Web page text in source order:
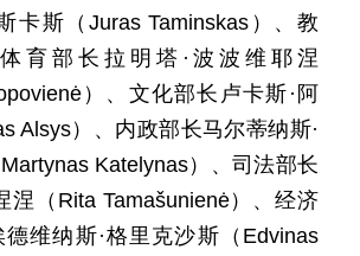
卡斯（Juras Taminskas）、教
育部长拉明塔·波波维耶涅
）、文化部长卢卡斯·阿
Alsys）、内政部长马尔蒂纳斯·
Katelynas）、司法部长
涅（Rita Tamašunienė）、经济
维纳斯·格里克沙斯（Edvinas